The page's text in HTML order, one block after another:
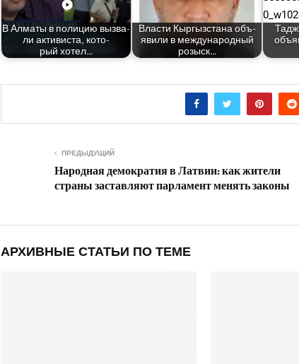
В Алма­ты в поли­цию вызва­
ли акти­ви­ста, кото­
рый хотел…
​​Вла­сти Кыр­гыз­ста­на объ­
яви­ли в меж­ду­на­род­ный
розыск…
ПРЕДЫДУЩИЙ
Народная демократия в Латвии: как жители
страны заставляют парламент менять законы
АРХИВНЫЕ СТАТЬИ ПО ТЕМЕ